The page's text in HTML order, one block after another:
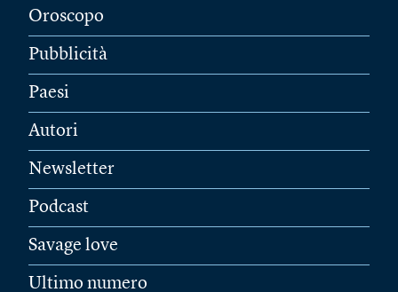
Oroscopo
Pubblicità
Paesi
Autori
Newsletter
Podcast
Savage love
Ultimo numero